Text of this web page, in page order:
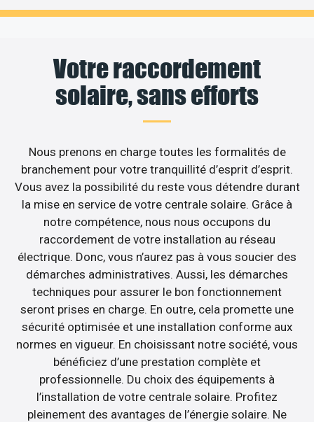
Votre raccordement
solaire, sans efforts
Nous prenons en charge toutes les formalités de
branchement pour votre tranquillité d’esprit d’esprit.
Vous avez la possibilité du reste vous détendre durant
la mise en service de votre centrale solaire. Grâce à
notre compétence, nous nous occupons du
raccordement de votre installation au réseau
électrique. Donc, vous n’aurez pas à vous soucier des
démarches administratives. Aussi, les démarches
techniques pour assurer le bon fonctionnement
seront prises en charge. En outre, cela promette une
sécurité optimisée et une installation conforme aux
normes en vigueur. En choisissant notre société, vous
bénéficiez d’une prestation complète et
professionnelle. Du choix des équipements à
l’installation de votre centrale solaire. Profitez
pleinement des avantages de l’énergie solaire. Ne